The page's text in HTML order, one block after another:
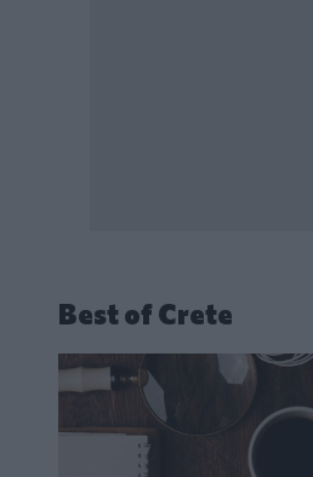
Best of Crete